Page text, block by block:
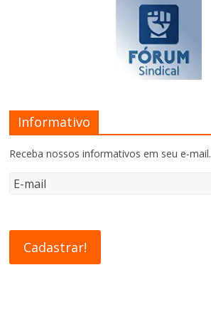
Informativo
Receba nossos informativos em seu e-mail.